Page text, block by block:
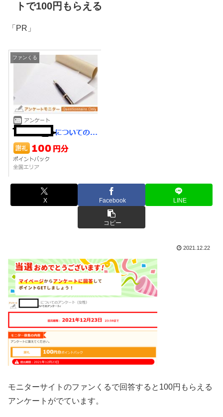
トで100円もらえる
「PR」
ファンくる
X Facebook LINE
コピー
2021.12.22
モニターサイトのファンくるで回答すると100円もらえる
アンケートがでています。